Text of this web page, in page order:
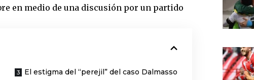
en medio de una discusión por un partido
El estigma del “perejil” del caso Dalmasso